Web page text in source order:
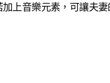
上音樂元素，可讓夫